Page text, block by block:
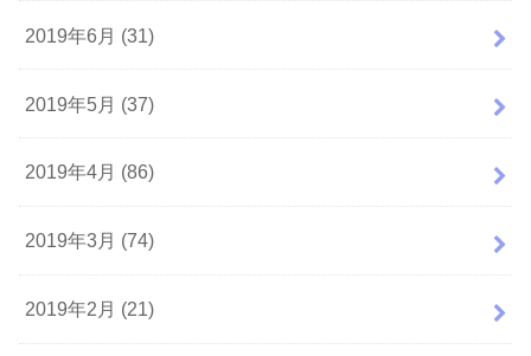
2019年6月 (31)
2019年5月 (37)
2019年4月 (86)
2019年3月 (74)
2019年2月 (21)